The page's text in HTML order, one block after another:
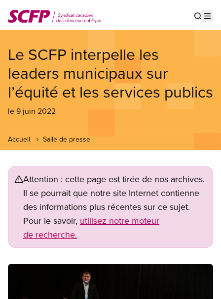
au
contenu
Le SCFP interpelle les
leaders municipaux sur
l’équité et les services publics
le 9 juin 2022
Accueil Salle de presse
Attention : cette page est tirée de nos archives.
Il se pourrait que notre site Internet contienne
des informations plus récentes sur ce sujet.
Pour le savoir, utilisez notre moteur
de recherche.
Image